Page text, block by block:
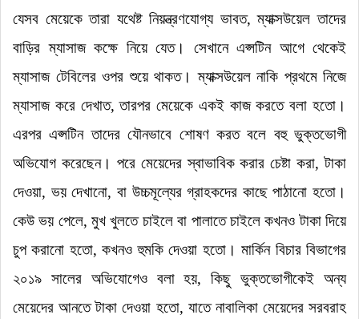
যেসব মেয়েকে তারা যথেষ্ট নিয়ন্ত্রণযোগ্য ভাবত, ম্যাক্সউয়েল তাদের
বাড়ির ম্যাসাজ কক্ষে নিয়ে যেত। সেখানে এপ্সটিন আগে থেকেই
ম্যাসাজ টেবিলের ওপর শুয়ে থাকত।ম্যাক্সউয়েল নাকি প্রথমে নিজে
ম্যাসাজ করে দেখাত, তারপর মেয়েকে একই কাজ করতে বলা হতো ।
এরপর এপ্সটিন তাদের যৌনভাবে শোষণ করত বলে বহু ভুক্তভোগী
অভিযোগ করেছেন। পরে মেয়েদের স্বাভাবিক করার চেষ্টা করা, টাকা
দেওয়া, ভয় দেখানো, বা উচ্চমূল্যের গ্রাহকদের কাছে পাঠানো হতো ।
কেউ ভয় পেলে, মুখ খুলতে চাইলে বা পালাতে চাইলে কখনও টাকা দিয়ে
চুপ করানো হতো, কখনও হুমকি দেওয়া হতো।মার্কিন বিচার বিভাগের
২০১৯ সালের অভিযোগেও বলা হয়, কিছু ভুক্তভোগীকেই অন্য
মেয়েদের আনতে টাকা দেওয়া হতো, যাতে নাবালিকা মেয়েদের সরবরাহ